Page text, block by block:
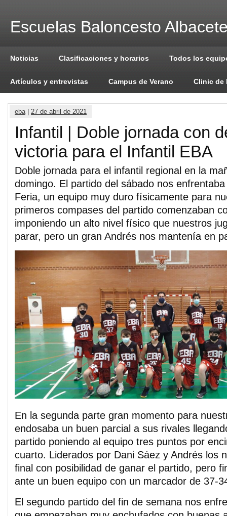
Escuelas Baloncesto
Noticias Clasificaciones y horarios Todos los
Artículos y entrevistas Campus de Verano Clinic de
eba| 27 de abril de 2021
Infantil | Doble jornada con
victoria para el Infantil EBA
Doble jornada para el infantil regional en la
domingo. El partido del sábado nos
Feria, un equipo muy duro físicamente para
primeros compases del partido comenzaban
imponiendo un alto nivel físico que nuestros
parar, pero un gran Andrés nos mantenía en
En la segunda parte gran momento para
endosaba un buen parcial a sus rivales
partido poniendo al equipo tres puntos por
cuarto. Liderados por Dani Sáez y Andrés los
final con posibilidad de ganar el partido, pero
ante un buen equipo con un marcador de 37-
El segundo partido del fin de semana nos